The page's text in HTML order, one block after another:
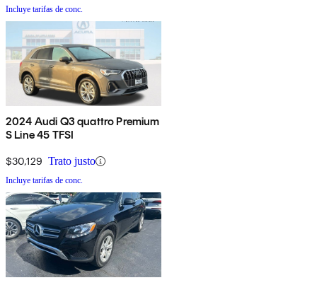
Incluye tarifas de conc.
2024 Audi Q3 quattro Premium
S Line 45 TFSI
$30,129 Trato justo
Incluye tarifas de conc.